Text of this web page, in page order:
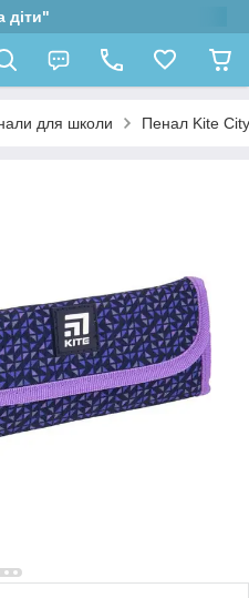
діти"
для школи Пенал Kite